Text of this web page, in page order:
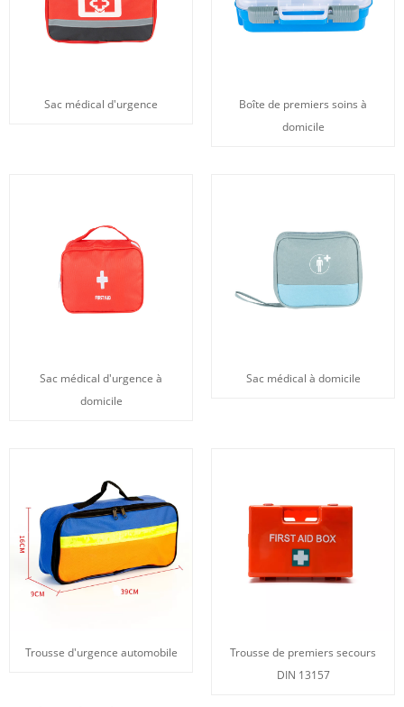
Sac médical d'urgence
Boîte de premiers soins à
domicile
Sac médical d'urgence à
domicile
Sac médical à domicile
Trousse d'urgence automobile
Trousse de premiers secours
DIN 13157